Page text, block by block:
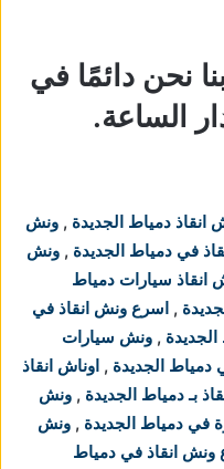
نحن دائمًا في
الساعة.
انقاذ دمياط الجديدة , ونش
في دمياط الجديدة , ونش
انقاذ سيارات دمياط
, اسرع ونش انقاذ في
, ونش سيارات
الجديدة , اوناش انقاذ
بـ دمياط الجديدة , ونش
في دمياط الجديدة , ونش
ونش انقاذ في دمياط